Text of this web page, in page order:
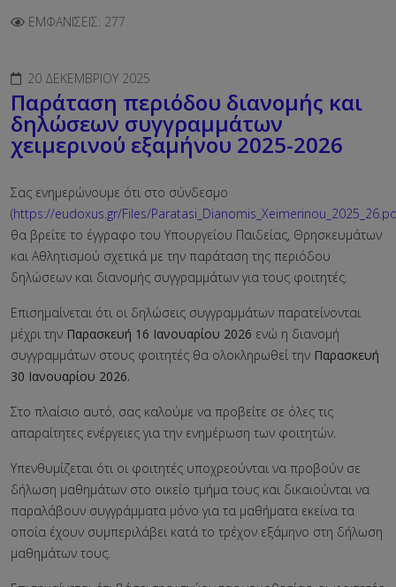
ΕΜΦΑΝΊΣΕΙΣ: 277
20 ΔΕΚΕΜΒΡΊΟΥ 2025
Παράταση περιόδου διανομής και
δηλώσεων συγγραμμάτων
χειμερινού εξαμήνου 2025-2026
Σας ενημερώνουμε ότι στο σύνδεσμο
(https://eudoxus.gr/Files/
θα βρείτε το έγγραφο του Υπουργείου Παιδείας, Θρησκευμάτων
και Αθλητισμού σχετικά με την παράταση της περιόδου
δηλώσεων και διανομής συγγραμμάτων για τους φοιτητές.
Επισημαίνεται ότι οι δηλώσεις συγγραμμάτων παρατείνονται
μέχρι την Παρασκευή 16 Ιανουαρίου 2026 ενώ η διανομή
συγγραμμάτων στους φοιτητές θα ολοκληρωθεί την Παρασκευή
30 Ιανουαρίου 2026.
Στο πλαίσιο αυτό, σας καλούμε να προβείτε σε όλες τις
απαραίτητες ενέργειες για την ενημέρωση των φοιτητών.
Υπενθυμίζεται ότι οι φοιτητές υποχρεούνται να προβούν σε
δήλωση μαθημάτων στο οικείο τμήμα τους και δικαιούνται να
παραλάβουν συγγράμματα μόνο για τα μαθήματα εκείνα τα
οποία έχουν συμπεριλάβει κατά το τρέχον εξάμηνο στη δήλωση
μαθημάτων τους.